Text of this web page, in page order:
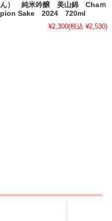
ん） 純米吟醸 美山錦 Chaｍ
pion Sake 2024 720ml
¥2,300(税込 ¥2,530)